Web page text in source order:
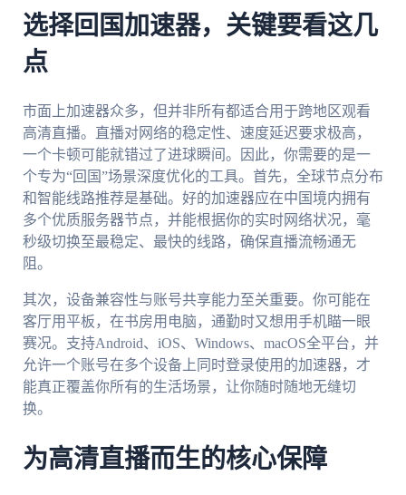
选择回国加速器，关键要看这几
点
市面上加速器众多，但并非所有都适合用于跨地区观看
高清直播。直播对网络的稳定性、速度延迟要求极高，
一个卡顿可能就错过了进球瞬间。因此，你需要的是一
个专为“回国”场景深度优化的工具。首先，全球节点分布
和智能线路推荐是基础。好的加速器应在中国境内拥有
多个优质服务器节点，并能根据你的实时网络状况，毫
秒级切换至最稳定、最快的线路，确保直播流畅通无
阻。
其次，设备兼容性与账号共享能力至关重要。你可能在
客厅用平板，在书房用电脑，通勤时又想用手机瞄一眼
赛况。支持Android、iOS、Windows、macOS全平台，并
允许一个账号在多个设备上同时登录使用的加速器，才
能真正覆盖你所有的生活场景，让你随时随地无缝切
换。
为高清直播而生的核心保障